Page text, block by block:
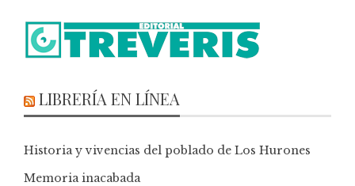
LIBRERÍA EN LÍNEA
Historia y vivencias del poblado de Los Hurones
Memoria inacabada